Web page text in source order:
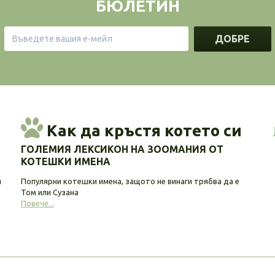
БЮЛЕТИН
ДОБРЕ
Как да кръстя котето си
ГОЛЕМИЯ ЛЕКСИКОН НА ЗООМАНИЯ ОТ
КОТЕШКИ ИМЕНА
Популярни котешки имена, защото не винаги трябва да е
Том или Сузана
Повече...